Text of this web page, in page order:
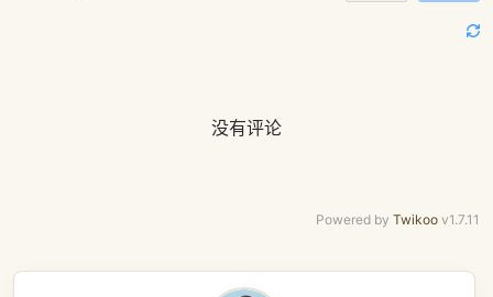
没有评论
Powered by Twikoo v1.7.11